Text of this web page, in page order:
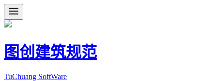
图创建筑规范
TuChuang SoftWare